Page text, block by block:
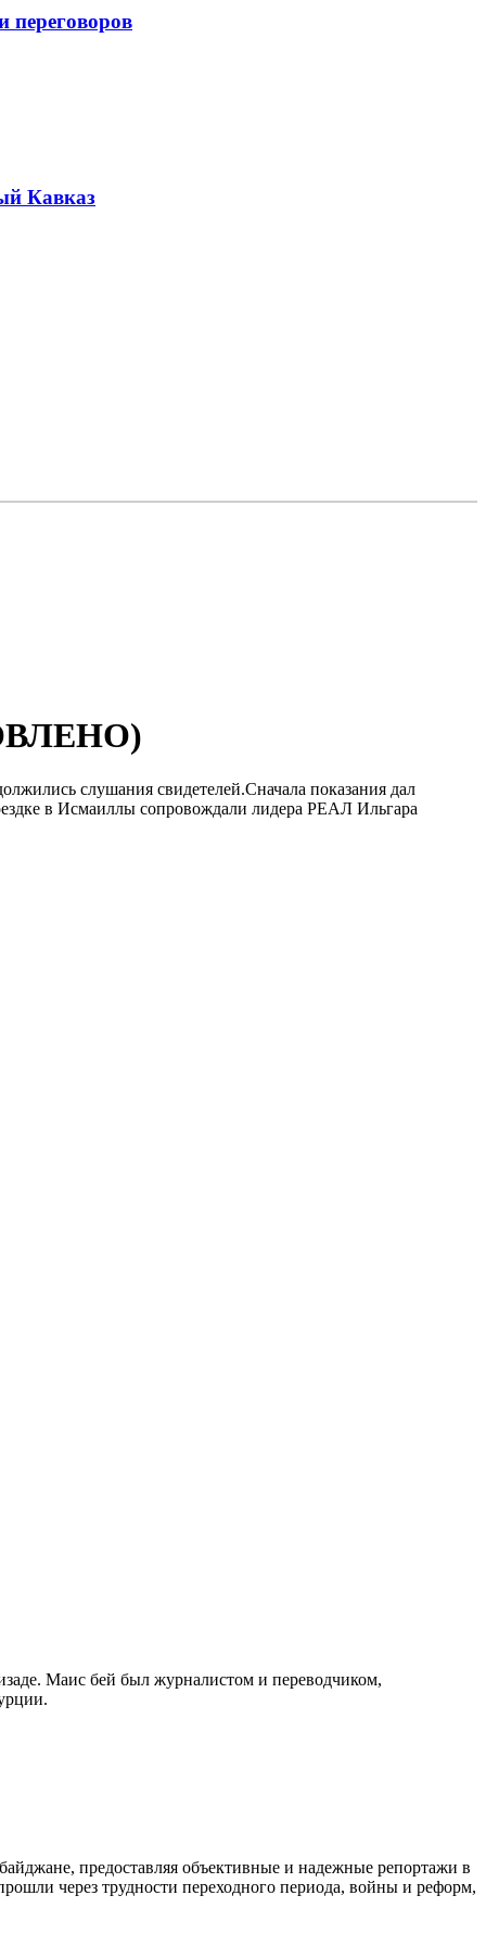
переговоров
Кавказ
слушания свидетелей.Сначала показания дал
в Исмаиллы сопровождали лидера РЕАЛ Ильгара
Маис бей был журналистом и переводчиком,
предоставляя объективные и надежные репортажи в
через трудности переходного периода, войны и реформ,